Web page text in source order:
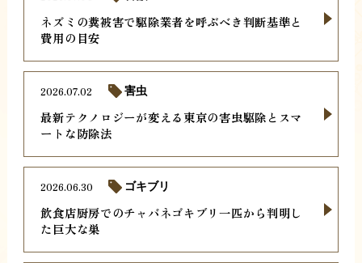
ネズミの糞被害で駆除業者を呼ぶべき判断基準と
費用の目安
最新テクノロジーが変える東京の害虫駆除とスマ
ートな防除法
2026.07.02 害虫
飲食店厨房でのチャバネゴキブリ一匹から判明し
た巨大な巣
2026.06.30 ゴキブリ